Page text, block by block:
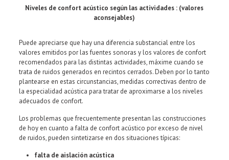
Niveles de confort acústico según las actividades : (valores
aconsejables)
Puede apreciarse que hay una diferencia substancial entre los
valores emitidos por las fuentes sonoras y los valores de confort
recomendados para las distintas actividades, máxime cuando se
trata de ruidos generados en recintos cerrados. Deben por lo tanto
plantearse en estas circunstancias, medidas correctivas dentro de
la especialidad acústica para tratar de aproximarse a los niveles
adecuados de confort.
Los problemas que frecuentemente presentan las construcciones
de hoy en cuanto a falta de confort acústico por exceso de nivel
de ruidos, pueden sintetizarse en dos situaciones típicas:
falta de aislación acústica